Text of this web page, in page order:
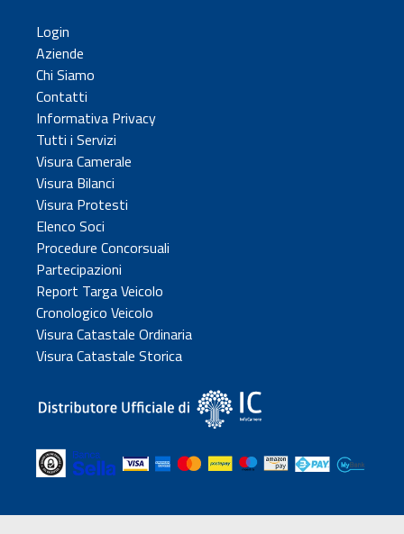
Login
Aziende
Chi Siamo
Contatti
Informativa Privacy
Tutti i Servizi
Visura Camerale
Visura Bilanci
Visura Protesti
Elenco Soci
Procedure Concorsuali
Partecipazioni
Report Targa Veicolo
Cronologico Veicolo
Visura Catastale Ordinaria
Visura Catastale Storica